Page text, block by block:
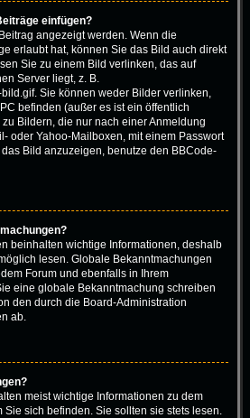
einfügen?
angezeigt werden. Wenn die
erlaubt hat, können Sie das Bild auch direkt
Sie zu einem Bild verlinken, das auf
Server liegt, z. B.
Sie können weder Bilder verlinken,
befinden (außer es ist ein öffentlich
Bildern, die nur nach einer Anmeldung
oder Yahoo-Mailboxen, mit einem Passwort
Bild anzuzeigen, benutze den BBCode-
beinhalten wichtige Informationen, deshalb
lesen. Globale Bekanntmachungen
Forum und ebenfalls in Ihrem
eine globale Bekanntmachung schreiben
den durch die Board-Administration
ab.
meist wichtige Informationen zu dem
Sie sich befinden. Sie sollten sie stets lesen.